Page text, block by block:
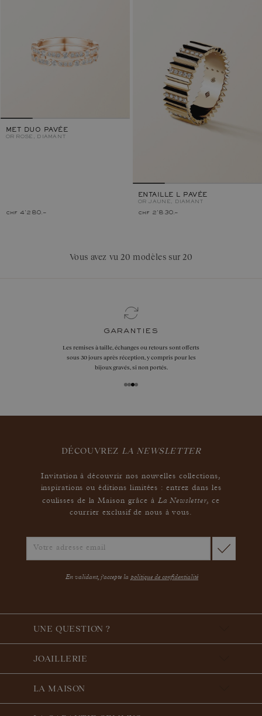
MET DUO PAVÉE
OR ROSE, DIAMANT
chf 4'280.–
ENTAILLE L PAVÉE
OR JAUNE, DIAMANT
chf 2'830.–
Vous avez vu 20 modèles sur 20
garanties
Les remises à taille, échanges ou retours sont offerts
sous 30 jours après réception, y compris pour les
bijoux gravés, si non portés.
DÉCOUVREZ LA NEWSLETTER
Invitation à découvrir nos nouvelles collections,
inspirations ou éditions limitées : entrez dans les
coulisses de la Maison grâce à La Newsletter,ce
courrier exclusif de nous à vous.
En validant, j'accepte la politique de confidentialité
UNE QUESTION ?
JOAILLERIE
LA MAISON